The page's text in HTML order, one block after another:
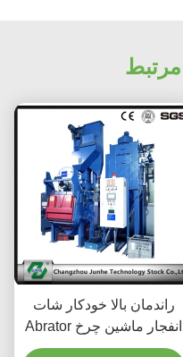
راندمان بالا خودکار شات
انفجار ماشین چرخ Abrator
متر مکعب موثر حجم